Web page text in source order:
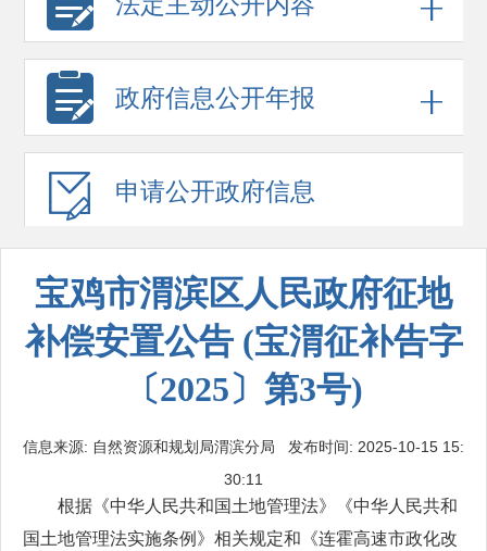
政府信息公开年报
申请公开政府信息
宝鸡市渭滨区人民政府征地
补偿安置公告 (宝渭征补告字
〔2025〕第3号)
信息来源: 自然资源和规划局渭滨分局 发布时间: 2025-10-15 15:
30:11
根据《中华人民共和国土地管理法》《中华人民共和
国土地管理法实施条例》相关规定和《连霍高速市政化改